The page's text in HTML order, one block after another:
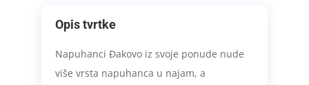
Opis tvrtke
Napuhanci Đakovo iz svoje ponude nude
više vrsta napuhanca u najam, a